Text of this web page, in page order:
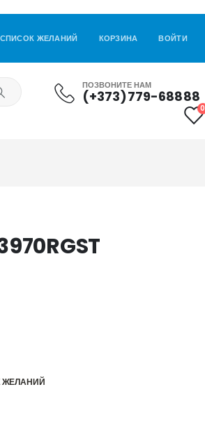
СПИСОК ЖЕЛАНИЙ КОРЗИНА ВОЙТИ
ПОЗВОНИТЕ НАМ
(+373)779-68888
0
ЖЕЛАНИЙ